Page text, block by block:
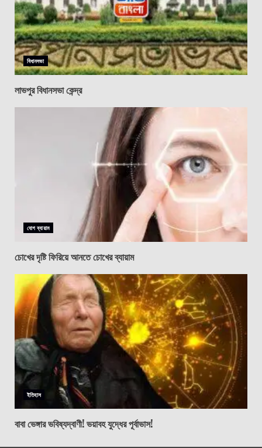
বিধানসভা
লাভপুর বিধানসভা কেন্দ্র
যোগ ব্যায়াম
চোখের দৃষ্টি ফিরিয়ে আনতে চোখের ব্যায়াম
ইতিহাস
বাবা ভেঙ্গার ভবিষ্যদ্বাণী! ভয়াবহ যুদ্ধের পূর্বাভাস!